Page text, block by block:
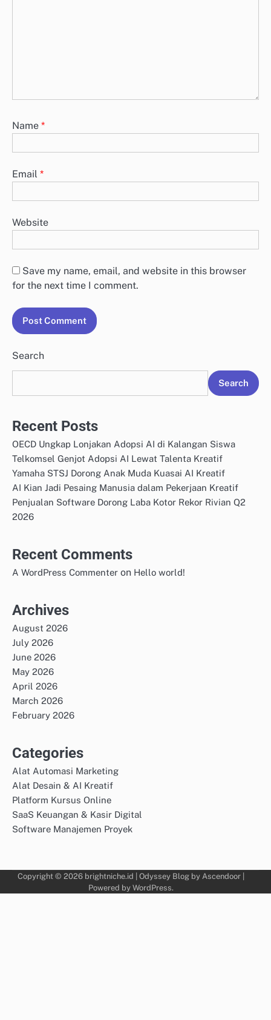
Name *
Email *
Website
Save my name, email, and website in this browser
for the next time I comment.
Search
Search
Recent Posts
OECD Ungkap Lonjakan Adopsi AI di Kalangan Siswa
Telkomsel Genjot Adopsi AI Lewat Talenta Kreatif
Yamaha STSJ Dorong Anak Muda Kuasai AI Kreatif
AI Kian Jadi Pesaing Manusia dalam Pekerjaan Kreatif
Penjualan Software Dorong Laba Kotor Rekor Rivian Q2
2026
Recent Comments
A WordPress Commenter on Hello world!
Archives
August 2026
July 2026
June 2026
May 2026
April 2026
March 2026
February 2026
Categories
Alat Automasi Marketing
Alat Desain & AI Kreatif
Platform Kursus Online
SaaS Keuangan & Kasir Digital
Software Manajemen Proyek
Copyright © 2026 brightniche.id | Odyssey Blog by Ascendoor|
Powered by WordPress.